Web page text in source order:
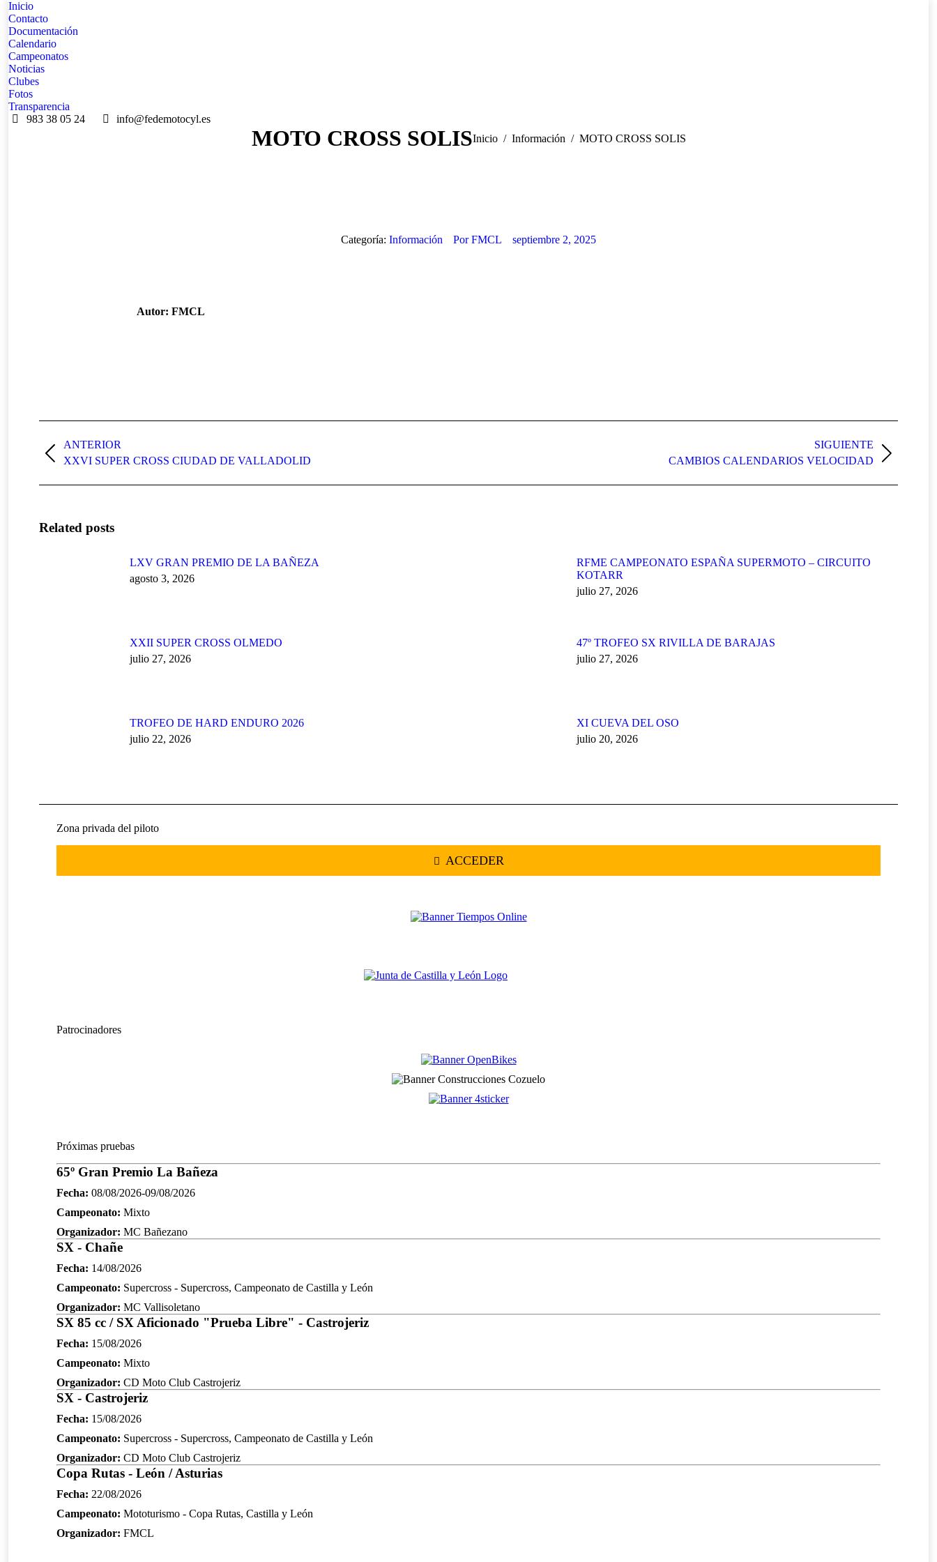
Inicio
Contacto
Documentación
Calendario
Campeonatos
Noticias
Clubes
Fotos
Transparencia
983 38 05 24
info@fedemotocyl.es
MOTO CROSS SOLISEstás aquí:
Inicio Información MOTO CROSS SOLIS
Categoría: Información PorFMCL septiembre 2, 2025
Autor: FMCL
entre
publicaciones
ANTERIOR
Publicación
XXVI SUPER CROSS CIUDAD DE VALLADOLID
SIGUIENTE
CAMBIOS CALENDARIOS VELOCIDAD
Related posts
LXV GRAN PREMIO DE LA BAÑEZA
agosto 3, 2026
RFME CAMPEONATO ESPAÑA SUPERMOTO – CIRCUITO
KOTARR
julio 27, 2026
XXII SUPER CROSS OLMEDO
julio 27, 2026
47º TROFEO SX RIVILLA DE BARAJAS
julio 27, 2026
TROFEO DE HARD ENDURO 2026
julio 22, 2026
XI CUEVA DEL OSO
julio 20, 2026
Zona privada del piloto
ACCEDER
Patrocinadores
Próximas pruebas
65º Gran Premio La Bañeza
Fecha: 08/08/2026-09/08/2026
Campeonato: Mixto
Organizador: MC Bañezano
SX - Chañe
Fecha: 14/08/2026
Campeonato: Supercross - Supercross, Campeonato de Castilla y León
Organizador: MC Vallisoletano
SX 85 cc / SX Aficionado "Prueba Libre" - Castrojeriz
Fecha: 15/08/2026
Campeonato: Mixto
Organizador: CD Moto Club Castrojeriz
SX - Castrojeriz
Fecha: 15/08/2026
Campeonato: Supercross - Supercross, Campeonato de Castilla y León
Organizador: CD Moto Club Castrojeriz
Copa Rutas - León / Asturias
Fecha: 22/08/2026
Campeonato: Mototurismo - Copa Rutas, Castilla y León
Organizador: FMCL